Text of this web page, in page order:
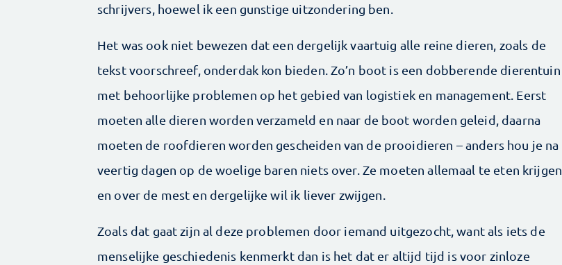
schrijvers, hoewel ik een gunstige uitzondering ben.
Het was ook niet bewezen dat een dergelijk vaartuig alle reine dieren, zoals de
tekst voorschreef, onderdak kon bieden. Zo’n boot is een dobberende dierentuin
met behoorlijke problemen op het gebied van logistiek en management. Eerst
moeten alle dieren worden verzameld en naar de boot worden geleid, daarna
moeten de roofdieren worden gescheiden van de prooidieren – anders hou je na
veertig dagen op de woelige baren niets over. Ze moeten allemaal te eten krijgen
en over de mest en dergelijke wil ik liever zwijgen.
Zoals dat gaat zijn al deze problemen door iemand uitgezocht, want als iets de
menselijke geschiedenis kenmerkt dan is het dat er altijd tijd is voor zinloze